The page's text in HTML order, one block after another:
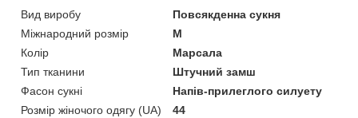
Вид виробу
Повсякденна сукня
Міжнародний розмір
M
Колір
Марсала
Тип тканини
Штучний замш
Фасон сукні
Напів-прилеглого силуету
Розмір жіночого одягу (UA)
44